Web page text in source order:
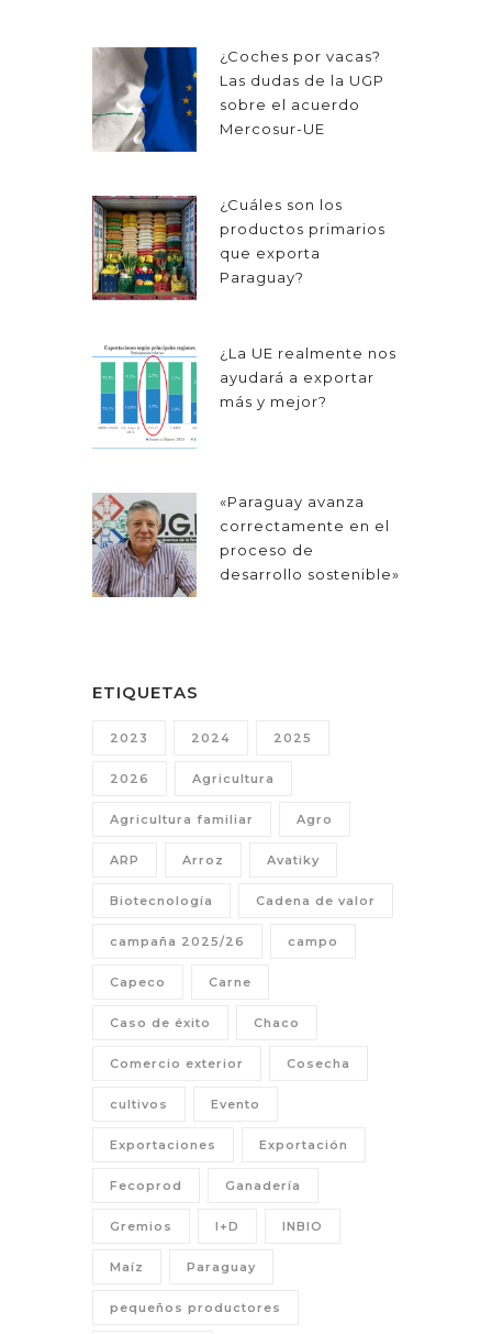
¿Coches por vacas?
Las dudas de la UGP
sobre el acuerdo
Mercosur-UE
¿Cuáles son los
productos primarios
que exporta
Paraguay?
¿La UE realmente nos
ayudará a exportar
más y mejor?
«Paraguay avanza
correctamente en el
proceso de
desarrollo sostenible»
ETIQUETAS
2023 2024 2025
2026 Agricultura
Agricultura familiar Agro
ARP Arroz Avatiky
Biotecnología Cadena de valor
campaña 2025/26 campo
Capeco Carne
Caso de éxito Chaco
Comercio exterior Cosecha
cultivos Evento
Exportaciones Exportación
Fecoprod Ganadería
Gremios I+D INBIO
Maíz Paraguay
pequeños productores